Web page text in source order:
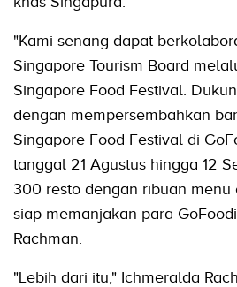
"Kami senang dapat
Singapore Tourism Board
Singapore Food Festival.
dengan mempersembahkan
Singapore Food Festival di
tanggal 21 Agustus hingga 12
300 resto dengan ribuan menu
siap memanjakan para
Rachman.
"Lebih dari itu," Ichmeralda